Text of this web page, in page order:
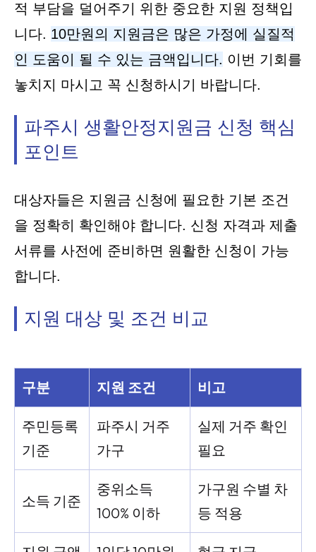
적 부담을 덜어주기 위한 중요한 지원 정책입
니다. 10만원의 지원금은 많은 가정에 실질적
인 도움이 될 수 있는 금액입니다. 이번 기회를
놓치지 마시고 꼭 신청하시기 바랍니다.
파주시 생활안정지원금 신청 핵심
포인트
대상자들은 지원금 신청에 필요한 기본 조건
을 정확히 확인해야 합니다. 신청 자격과 제출
서류를 사전에 준비하면 원활한 신청이 가능
합니다.
지원 대상 및 조건 비교
구분 지원 조건 비고
주민등록
기준
파주시 거주
가구
실제 거주 확인
필요
소득 기준
중위소득
100% 이하
가구원 수별 차
등 적용